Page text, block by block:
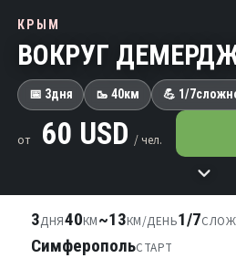
КРЫМ
ВОКРУГ
📅 3дня 🥾 40км 💪 1/7
от 60 USD / чел.
3ДНЯ40КМ~13КМ/ДЕНЬ1/7
СимферопольСТАРТ